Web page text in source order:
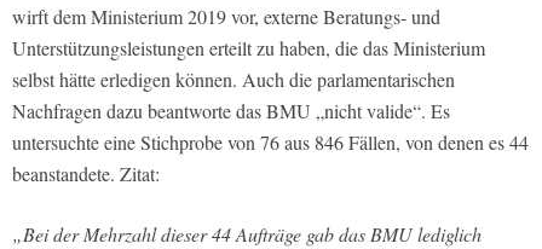
wirft dem Ministerium 2019 vor, externe Beratungs- und
Unterstützungsleistungen erteilt zu haben, die das Ministerium
selbst hätte erledigen können. Auch die parlamentarischen
Nachfragen dazu beantworte das BMU „nicht valide“. Es
untersuchte eine Stichprobe von 76 aus 846 Fällen, von denen es 44
beanstandete. Zitat:
„Bei der Mehrzahl dieser 44 Aufträge gab das BMU lediglich